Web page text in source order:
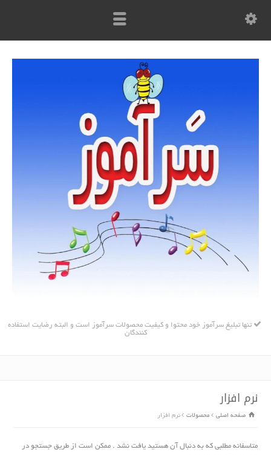
تنها تبلیغ سرآموز خود محتوا و کیفیت محصولات سرآموز است و البته رضایت استفاده
کنندگان
نرم افزار
صفحه اصلی محصولات نرم افزار
متاسفانه مطلبی که به دنبال آن هستید یافت نشد . ممکن است از طریق جستجو در